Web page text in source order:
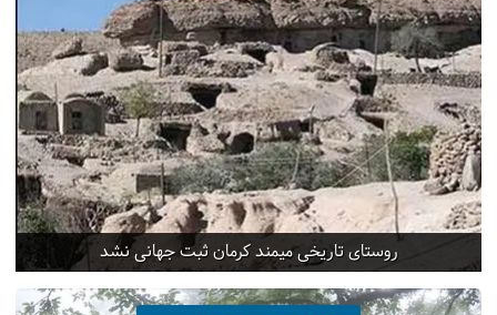
روستای تاریخی میمند کرمان ثبت جهانی نشد